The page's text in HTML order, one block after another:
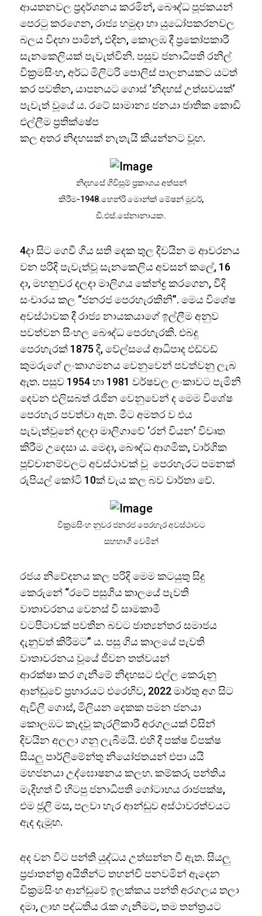
ආයතනවල ප්‍රදර්ශනය කරමින්, බෞද්ධ පූජකයන්
පෙරටු කරගෙන, රාජ්‍ය හමුදා හා යුධෝපකරනවල
බලය විදහා පාමින්, එදින, කොලඹ දී ප්‍රකෝපකාරී
සැනකෙලියක් පැවැත්විනි. පසුව ජනාධිපති රනිල්
වික්‍රමසිංහ, අර්ධ මිලිටරි පොලිස් පාලනයකට යටත්
කර පවතින, යාපනයට ගොස් ‘නිදහස් උත්සවයක්’
පැවැත් වූයේ ය. රටේ සාමාන්‍ය ජනයා ජාතික කොඩි
එල්ලීම ප්‍රතික්ෂේප
කල අතර නිදහසක් නැතැයි කියන්නට වූහ.
නිදහසේ ගිවිසුම් ප්‍රකාශය අත්සන්
කිරීම-1948.හෙන්රි මොන්ක් මේෂන් මූවර්,
ඩී.එස්.සේනානායක.
4දා සිට ගෙවී ගිය සති දෙක තුල දිවයින ම ආවරනය
වන පරිදි පැවැත්වූ සැනකෙලිය අවසන් කලේ, 16
දා, මහනුවර දලදා මාලිගය කේන්ද්‍ර කරගෙන, වීදි
සංචාරය කල “ජනරජ පෙරහැරකිනි”. මෙය විශේෂ
අවස්ථාවක දී රාජ්‍ය නායකයාගේ ඉල්ලීම අනුව
පවත්වන සිංහල බෞද්ධ පෙරහැරකි. එබදු
පෙරහැරක් 1875 දී, වේල්සයේ ආධිපාද එඩ්වඩ්
කුමරුගේ ලංකාගමනය වෙනුවෙන් පවත්වනු ලැබ
ඇත. පසුව 1954 හා 1981 වර්ෂවල ලංකාවට පැමිනි
දෙවන එලිසබත් රැජින වෙනුවෙන් ද මෙම විශේෂ
පෙරහැර පවත්වා ඇත. මීට අමතර ව එය
පැවැත්වුනේ දලදා මාලිගාවේ ‘රන් වියන’ විවෘත
කිරීම උදෙසා ය. මෙදා, බෞද්ධ ආගමික, වාර්ගික
පූච්චානම්වලට අවස්ථාවක් වූ පෙරහැරට පමනක්
රුපියල් කෝටි 10ක් වැය කල බව වාර්තා වේ.
වික්‍රමසිංහ නුවර ජනරජ පෙරහැර අවස්ථාවට
සහභාගී වෙමින්
රජය නිවේදනය කල පරිදි මෙම කටයුතු සිදු
කෙරුනේ “රටේ පසුගිය කාලයේ පැවති
වාතාවරනය වෙනස් වී සාමකාමී
වටපිටාවක් පවතින බවට ජාත්‍යන්තර සමාජය
දැනුවත් කිරීමට” ය. පසු ගිය කාලයේ පැවති
වාතාවරනය වූයේ ජීවන තත්වයන්
ආරක්ෂා කර ගැනීමේ නිදහසට එල්ල කෙරුනු
ආන්ඩුවේ ප්‍රහාරයට එරෙහිව, 2022 මාර්තු අග සිට
ඇවිලී ගොස්, මිලියන දෙකක පමන ජනයා
කොලඹට කැදවූ කැරලිකාරී අරගලයක් විසින්
දිවයින අලලා ගනු ලැබීමයි. එහි දී පක්ෂ විපක්ෂ
සියලු පාර්ලිමේන්තු නියෝජතයන් එපා යයි
මහජනයා උද්ඝොෂනය කලහ. කම්කරු පන්තිය
මැදිහත් වී හිටපු ජනාධිපති ගෝටාභය රාජපක්ෂ,
එම ජුලි මස, පලවා හැර ආන්ඩුව අස්ථාවරත්වයට
ඇද දැමූහ.
අද වන විට පන්ති යුද්ධය උත්සන්න වී ඇත. සියලු
ප්‍රජාතන්ත්‍ර අයිතීන්ට තහන්චි පනවමින් ඇදෙන
වික්‍රමසිංහ ආන්ඩුවේ ඉලක්කය පන්ති අරගලය තලා
දමා, ලාභ පද්ධතිය රැක ගැනීමට, තම තන්ත්‍රයට